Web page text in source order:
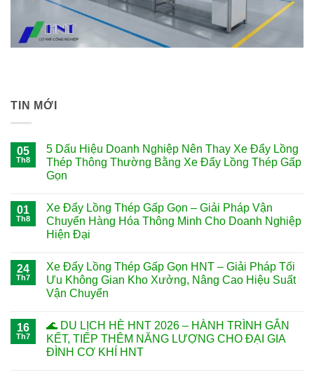
TIN MỚI
05
Th8
5 Dấu Hiệu Doanh Nghiệp Nên Thay Xe Đẩy Lồng
Thép Thông Thường Bằng Xe Đẩy Lồng Thép Gấp
Gọn
01
Th8
Xe Đẩy Lồng Thép Gấp Gọn – Giải Pháp Vận
Chuyển Hàng Hóa Thông Minh Cho Doanh Nghiệp
Hiện Đại
24
Th7
Xe Đẩy Lồng Thép Gấp Gọn HNT – Giải Pháp Tối
Ưu Không Gian Kho Xưởng, Nâng Cao Hiệu Suất
Vận Chuyển
16
Th7
🌊 DU LỊCH HÈ HNT 2026 – HÀNH TRÌNH GẮN
KẾT, TIẾP THÊM NĂNG LƯỢNG CHO ĐẠI GIA
ĐÌNH CƠ KHÍ HNT